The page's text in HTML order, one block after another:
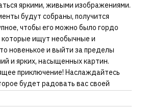
яркими, живыми изображениями.
будут собраны, получится
чтобы его можно было гордо
ищут необычные и
новенькое и выйти за пределы
и ярких, насыщенных картин.
приключение! Наслаждайтесь
будет радовать вас своей